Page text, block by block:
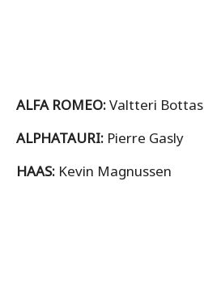
ALFA ROMEO:Valtteri Bottas
ALPHATAURI: Pierre Gasly
HAAS: Kevin Magnussen